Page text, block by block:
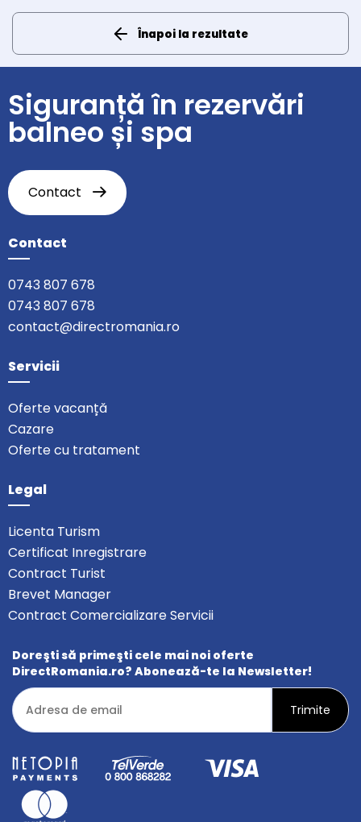
Înapoi la rezultate
Siguranță în rezervări
balneo și spa
Contact
Contact
0743 807 678
0743 807 678
contact@directromania.ro
Servicii
Oferte vacanță
Cazare
Oferte cu tratament
Legal
Licenta Turism
Certificat Inregistrare
Contract Turist
Brevet Manager
Contract Comercializare Servicii
Doreşti să primeşti cele mai noi oferte
DirectRomania.ro? Abonează-te la Newsletter!